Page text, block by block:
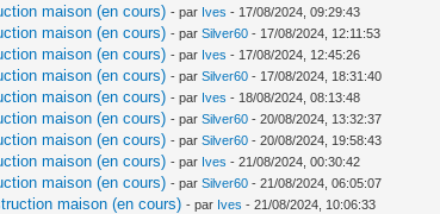
maison (en cours) - par Ives - 17/08/2024, 09:29:43
maison (en cours) - parSilver60 - 17/08/2024, 12:11:53
maison (en cours) - par Ives - 17/08/2024, 12:45:26
maison (en cours) - parSilver60 - 17/08/2024, 18:31:40
maison (en cours) - par Ives - 18/08/2024, 08:13:48
maison (en cours) - parSilver60 - 20/08/2024, 13:32:37
maison (en cours) - parSilver60 - 20/08/2024, 19:58:43
maison (en cours) - par Ives - 21/08/2024, 00:30:42
maison (en cours) - parSilver60 - 21/08/2024, 06:05:07
maison (en cours) - par Ives - 21/08/2024, 10:06:33